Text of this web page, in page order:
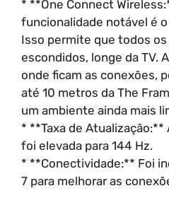
* **One Connect
funcionalidade notável é
Isso permite que todos
escondidos, longe da TV.
onde ficam as conexões,
até 10 metros da The
um ambiente ainda mais
* **Taxa de Atualização:**
foi elevada para 144 Hz.
* **Conectividade:** Foi
7 para melhorar as